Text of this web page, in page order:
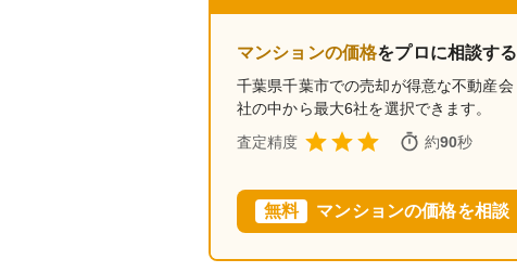
マンションの価格をプロに相談する
千葉県千葉市での売却が得意な不動産会
社の中から最大6社を選択できます。
査定精度
約90秒
無料 マンションの価格を相談